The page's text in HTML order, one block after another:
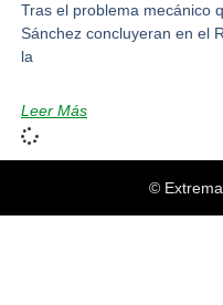
Tras el problema mecánico
Sánchez concluyeran en el
la
Leer Más
©